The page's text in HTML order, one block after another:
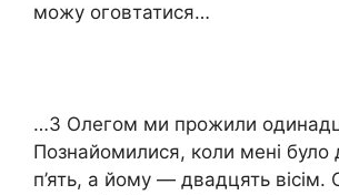
можу оговтатися…
…З Олегом ми прожили
Познайомилися, коли мені було
п’ять, а йому — двадцять